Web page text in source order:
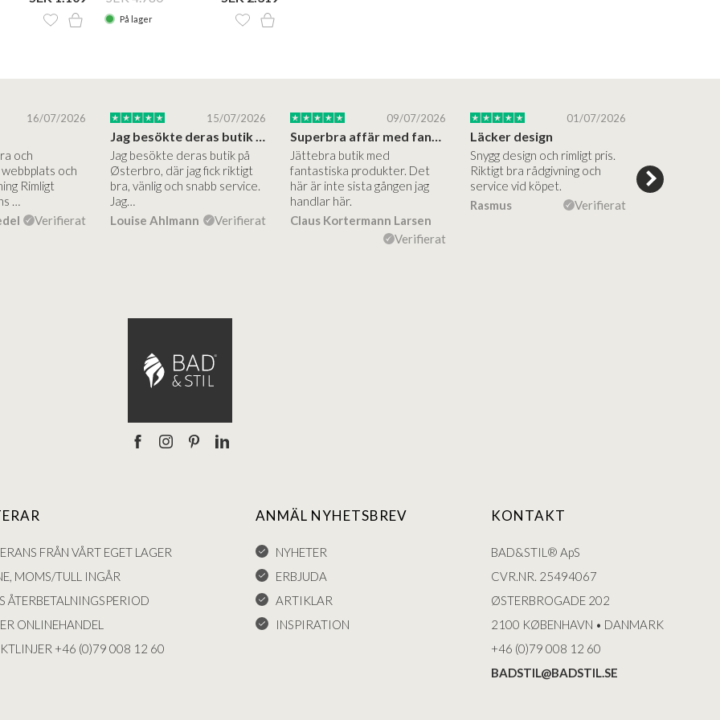
På lager
16/07/2026
och
och
Rimligt
…
Verifierat
15/07/2026
Jag besökte deras butik på
Østerbro, där jag fick riktigt
bra, vänlig och snabb service.
Jag…
Louise Ahlmann
Verifierat
09/07/2026
Jättebra butik med
fantastiska produkter. Det
här är inte sista gången jag
handlar här.
Claus Kortermann Larsen
Verifierat
01/07/2026
Läcker design
Snygg design och rimligt pris.
Riktigt bra rådgivning och
service vid köpet.
Rasmus
Verifierat
hjälpsamma
vägledning
FRÅN VÅRT EGET LAGER
MOMS/TULL INGÅR
ÅTERBETALNINGSPERIOD
ONLINEHANDEL
+46 (0)79 008 12 60
ANMÄL NYHETSBREV
NYHETER
ERBJUDA
ARTIKLAR
INSPIRATION
KONTAKT
BAD&STIL® ApS
CVR.NR. 25494067
ØSTERBROGADE 202
2100 KØBENHAVN • DANMARK
+46 (0)79 008 12 60
BADSTIL@BADSTIL.SE